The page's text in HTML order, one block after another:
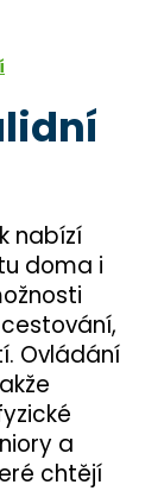
nabízí
doma i
Ovládání
a
chtějí